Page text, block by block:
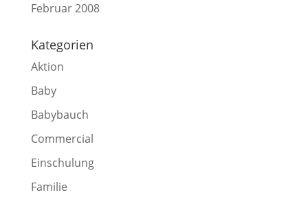
Februar 2008
Kategorien
Aktion
Baby
Babybauch
Commercial
Einschulung
Familie